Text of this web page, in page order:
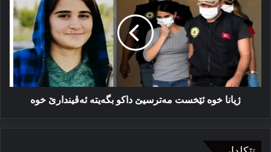
ئێخست
مەترسیێ
داكو
بگەیتە
ئەڤیندارێ
خوە
ژیانا خوە ئێخست مەترسیێ داكو بگەیتە ئەڤیندارێ خوە